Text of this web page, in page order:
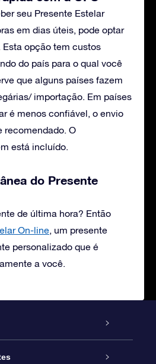
seu Presente Estelar
em dias úteis, pode optar
Esta opção tem custos
do país para o qual você
que alguns países fazem
importação. Em países
é menos confiável, o envio
recomendado. O
está incluído.
do Presente
de última hora? Então
On-line, um presente
personalizado que é
a você.